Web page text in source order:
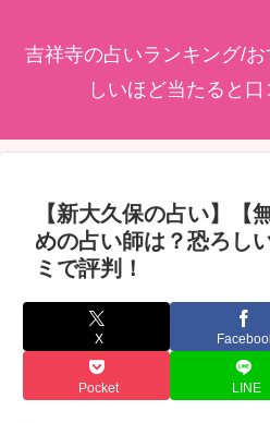
吉祥寺の占いランキング/
しいほど当たると口
【新大久保の占い】【
めの占い師は？恐ろし
ミで評判！
X
Pocket LINE